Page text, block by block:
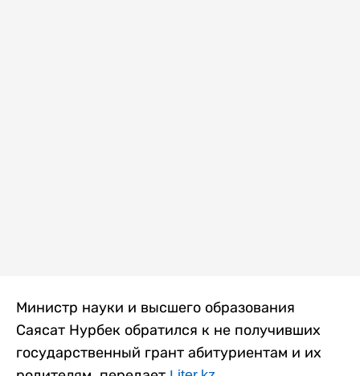
Министр науки и высшего образования
Саясат Нурбек обратился к не получивших
государственный грант абитуриентам и их